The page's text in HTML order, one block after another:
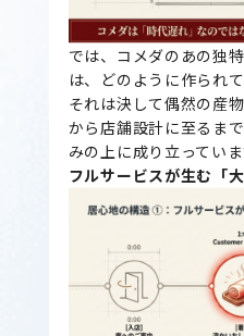
では、コメダのあの独
は、どのように作られ
それは決して偶然の産
から店舗設計に至るま
みの上に成り立っていま
フルサービスが生む「